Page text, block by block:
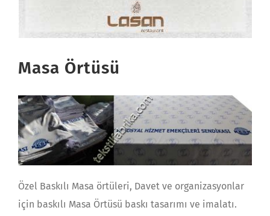
Masa Örtüsü
Özel Baskılı Masa örtüleri, Davet ve organizasyonlar
için baskılı Masa Örtüsü baskı tasarımı ve imalatı.